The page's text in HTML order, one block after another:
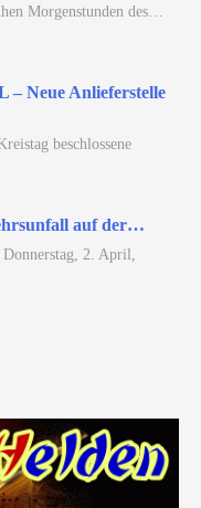
Morgenstunden des…
Neue Anlieferstelle
beschlossene
auf der…
2. April,